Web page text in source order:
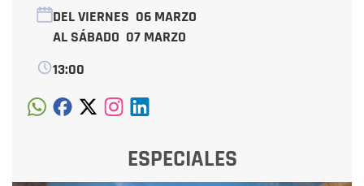
DEL VIERNES 06 MARZO
AL SÁBADO 07 MARZO
13:00
ESPECIALES